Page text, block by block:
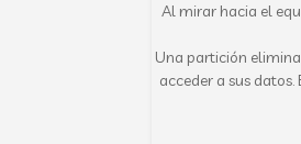
Al mirar hacia el
Una partición
acceder a sus